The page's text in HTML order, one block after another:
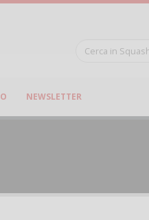
NEWSLETTER